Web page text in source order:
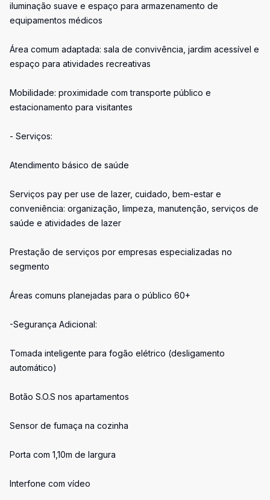
iluminação suave e espaço para armazenamento de
equipamentos médicos
Área comum adaptada: sala de convivência, jardim acessível e
espaço para atividades recreativas
Mobilidade: proximidade com transporte público e
estacionamento para visitantes
- Serviços:
Atendimento básico de saúde
Serviços pay per use de lazer, cuidado, bem-estar e
conveniência: organização, limpeza, manutenção, serviços de
saúde e atividades de lazer
Prestação de serviços por empresas especializadas no
segmento
Áreas comuns planejadas para o público 60+
-Segurança Adicional:
Tomada inteligente para fogão elétrico (desligamento
automático)
Botão S.O.S nos apartamentos
Sensor de fumaça na cozinha
Porta com 1,10m de largura
Interfone com vídeo